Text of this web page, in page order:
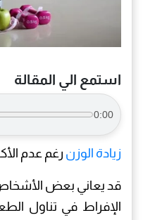
استمع الي المقالة
0:00
زيادة الوزن رغم عدم
قد يعاني بعض
الإفراط في تناول